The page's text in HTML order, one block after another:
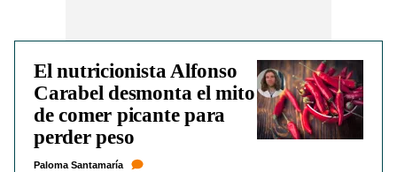
El nutricionista Alfonso
Carabel desmonta el mito
de comer picante para
perder peso
Paloma Santamaría